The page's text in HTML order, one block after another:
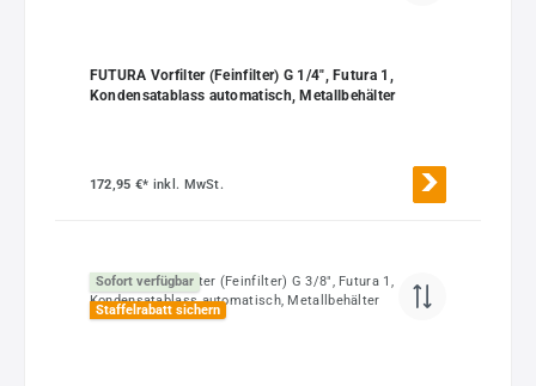
FUTURA Vorfilter (Feinfilter) G 1/4", Futura 1,
Kondensatablass automatisch, Metallbehälter
172,95 €* inkl. MwSt.
Sofort verfügbar
Staffelrabatt sichern